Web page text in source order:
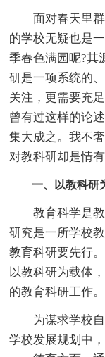
面对春天里群
的学校无疑也是
季春色满园呢?其
研是一项系统的
关注，更需要充
曾有过这样的论
集大成之。我不
对教科研却是情有
一、以教科研为
教育科学是教
研究是一所学校
教育科研要先行
以教科研为载体
的教育科研工作。
为谋求学校自
学校发展规划中